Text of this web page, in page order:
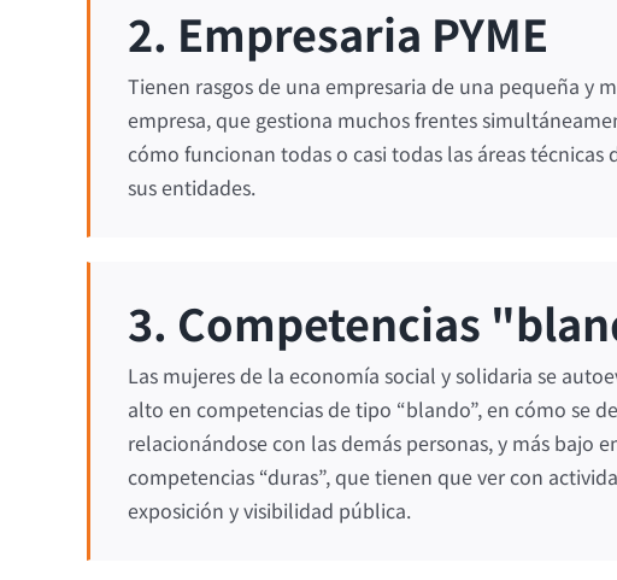
2. Empresaria PYME
Tienen rasgos de una empresaria de una pequeña y
empresa, que gestiona muchos frentes
cómo funcionan todas o casi todas las áreas técnicas
sus entidades.
3. Competencias
Las mujeres de la economía social y solidaria se
alto en competencias de tipo “blando”, en cómo se
relacionándose con las demás personas, y más bajo
competencias “duras”, que tienen que ver con
exposición y visibilidad pública.